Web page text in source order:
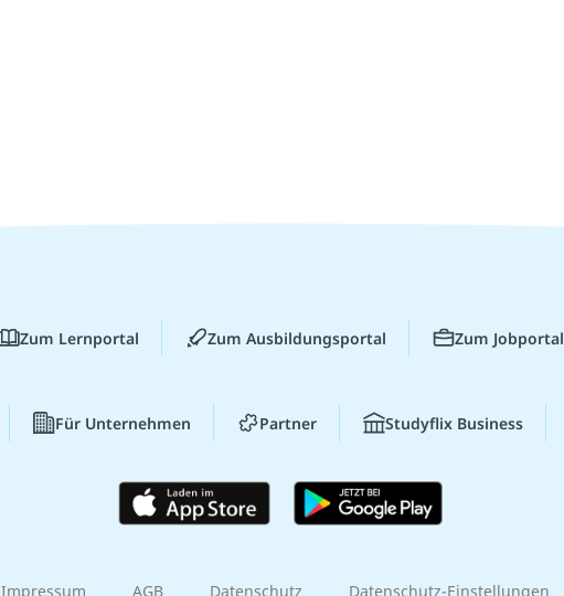
Zum Lernportal Zum Ausbildungsportal Zum Jobportal
Für Unternehmen Partner Studyflix Business
Impressum AGB Datenschutz Datenschutz-Einstellungen